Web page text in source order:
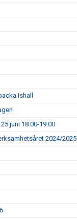
Ishall
juni 18:00-19:00
2024/2025